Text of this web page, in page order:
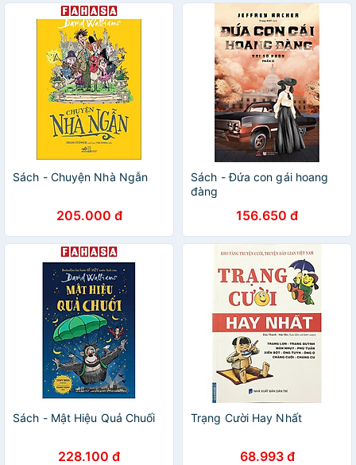
Sách - Chuyện Nhà Ngẫn
205.000 đ
Sách - Đứa con gái hoang
đàng
156.650 đ
Sách - Mật Hiệu Quả Chuối
228.100 đ
Trạng Cười Hay Nhất
68.993 đ